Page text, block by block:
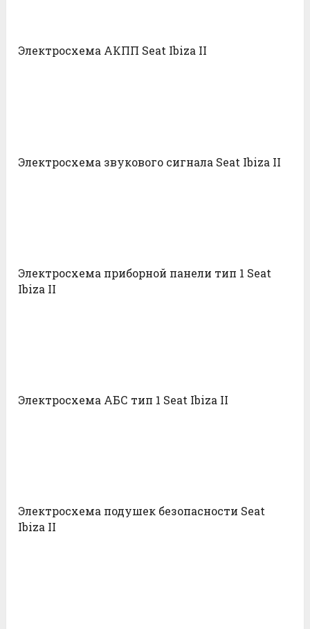
Электросхема АКПП Seat Ibiza II
Электросхема звукового сигнала Seat Ibiza II
Электросхема приборной панели тип 1 Seat
Ibiza II
Электросхема АБС тип 1 Seat Ibiza II
Электросхема подушек безопасности Seat
Ibiza II